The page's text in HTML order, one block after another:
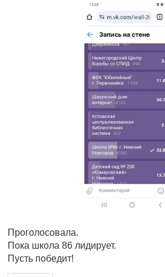
Проголосовала.
Пока школа 86 лидирует.
Пусть победит!